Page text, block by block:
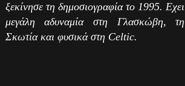
ξεκίνησε τη δημοσιογραφία το 1995. Εχει
μεγάλη αδυναμία στη Γλασκώβη, τη
Σκωτία και φυσικά στη Celtic.